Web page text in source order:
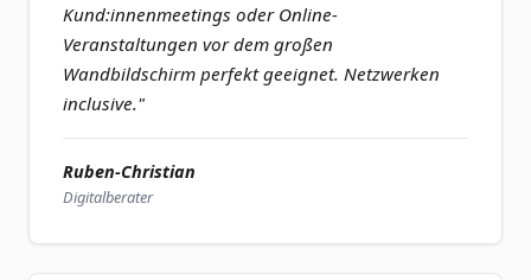
Kund:innenmeetings oder Online-
Veranstaltungen vor dem großen
Wandbildschirm perfekt geeignet. Netzwerken
inclusive."
Ruben-Christian
Digitalberater